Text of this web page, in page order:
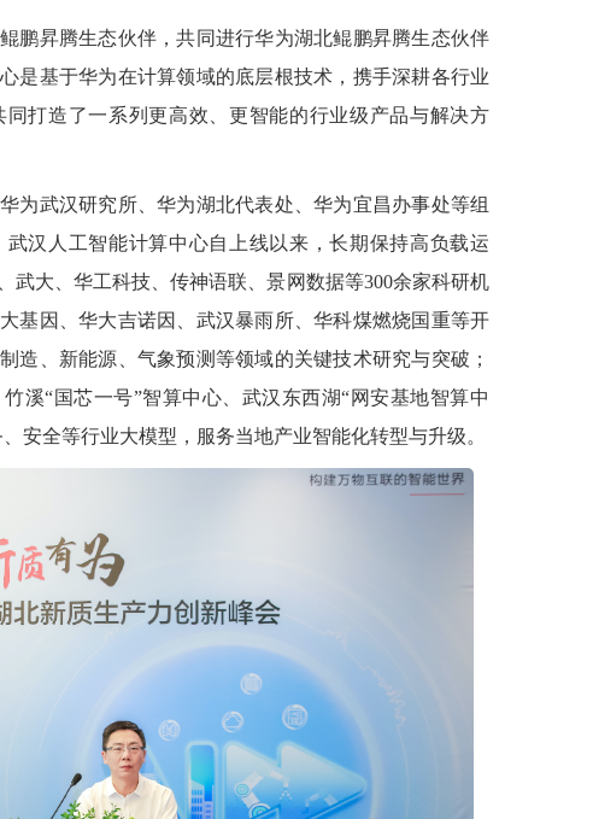
鹏昇腾生态伙伴，共同进行华为湖北鲲鹏昇腾生态伙伴
是基于华为在计算领域的底层根技术，携手深耕各行业
打造了一系列更高效、更智能的行业级产品与解决方
武汉研究所、华为湖北代表处、华为宜昌办事处等组
汉人工智能计算中心自上线以来，长期保持高负载运
武大、华工科技、传神语联、景网数据等300余家科研机
基因、华大吉诺因、武汉暴雨所、华科煤燃烧国重等开
造、新能源、气象预测等领域的关键技术研究与突破；
溪“国芯一号”智算中心、武汉东西湖“网安基地智算中
安全等行业大模型，服务当地产业智能化转型与升级。